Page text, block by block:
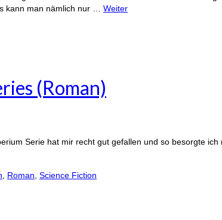
kann man nämlich nur … Weiter
(Roman)
Serie hat mir recht gut gefallen und so besorgte
Roman Science Fiction